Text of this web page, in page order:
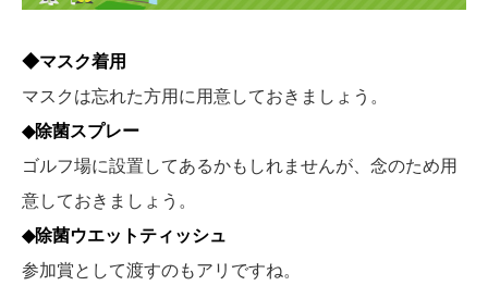
◆マスク着用
マスクは忘れた方用に用意しておきましょう。
◆除菌スプレー
ゴルフ場に設置してあるかもしれませんが、念のため用
意しておきましょう。
◆除菌ウエットティッシュ
参加賞として渡すのもアリですね。